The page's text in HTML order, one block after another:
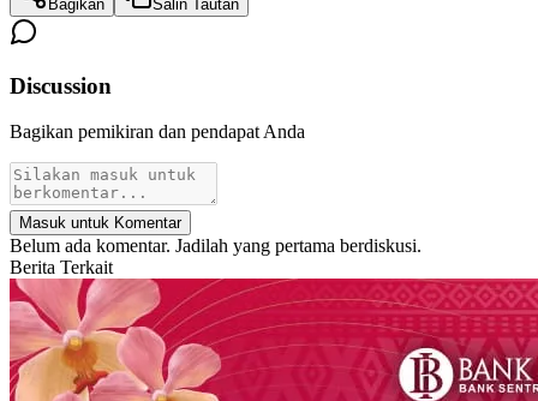
Bagikan Salin Tautan
Discussion
Bagikan pemikiran dan pendapat Anda
Masuk untuk Komentar
Belum ada komentar. Jadilah yang pertama berdiskusi.
Berita Terkait